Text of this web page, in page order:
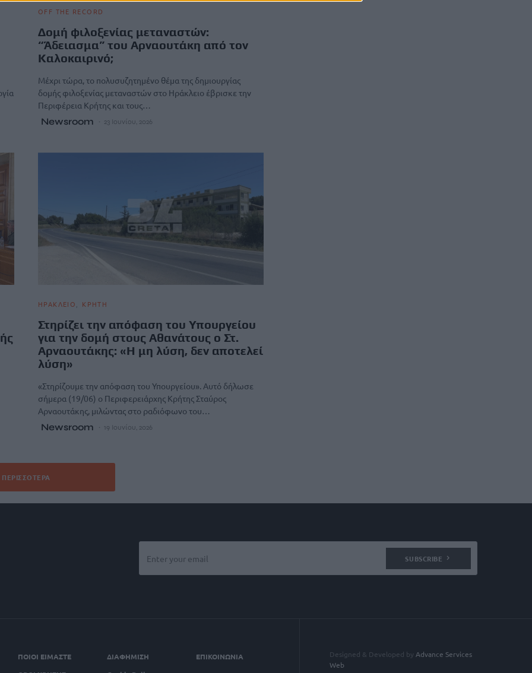
OFF THE RECORD
Δομή φιλοξενίας μεταναστών:
“Άδειασμα” του Αρναουτάκη από τον
Καλοκαιρινό;
Μέχρι τώρα, το πολυσυζητημένο θέμα της δημιουργίας
δομής φιλοξενίας μεταναστών στο Ηράκλειο έβρισκε την
Περιφέρεια Κρήτης και τους…
Newsroom 23 Ιουνίου, 2026
ΗΡΑΚΛΕΙΟ ΚΡΗΤΗ
Στηρίζει την απόφαση του Υπουργείου
για την δομή στους Αθανάτους ο Στ.
Αρναουτάκης: «Η μη λύση, δεν αποτελεί
λύση»
«Στηρίζουμε την απόφαση του Υπουργείου». Αυτό δήλωσε
σήμερα (19/06) ο Περιφερειάρχης Κρήτης Σταύρος
Αρναουτάκης, μιλώντας στο ραδιόφωνο του…
Newsroom 19 Ιουνίου, 2026
ΠΕΡΙΣΣΌΤΕΡΑ
SUBSCRIBE
ΠΟΙΟΙ ΕΙΜΑΣΤΕ ΔΙΑΦΗΜΙΣΗ
ΕΠΙΚΟΙΝΩΝΙΑ
Designed & Developed by Advance Services
Web